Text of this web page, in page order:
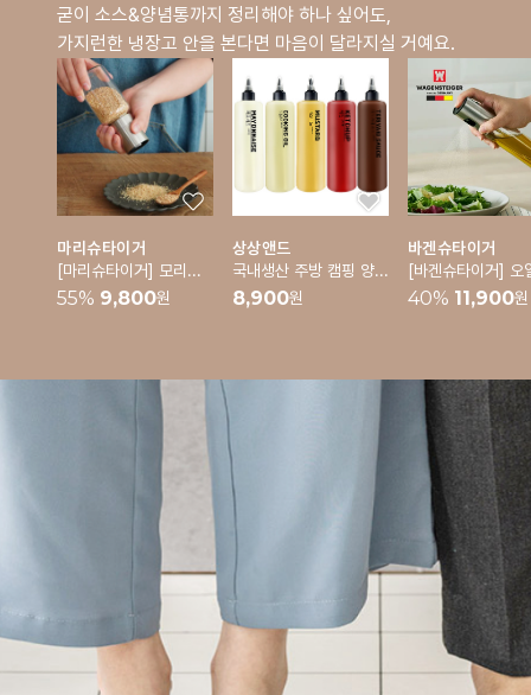
굳이 소스&양념통까지 정리해야 하나 싶어도,
가지런한 냉장고 안을 본다면 마음이 달라지실 거예요.
마리슈타이거
[마리슈타이거] 모리노 후추 깨갈이 그라인더
55% 9,800원
상상앤드
국내생산 주방 캠핑 양념통 밀폐 소스통 5p 세트
8,900원
바겐슈타이거
40% 11,900원